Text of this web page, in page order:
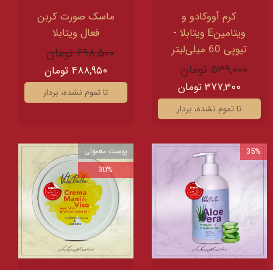
کرم آووکادو و
ویتامینE ویتابلا -
تیوپی 60 میلی‌لیتر
۵۳۹,۰۰۰ تومان
۳۷۷,۳۰۰ تومان
تا تموم نشده، بردار
ماسک صورت کربن
فعال ویتابلا
۶۹۸,۵۰۰ تومان
۴۸۸,۹۵۰ تومان
تا تموم نشده، بردار
35% پوست معمولی
30%